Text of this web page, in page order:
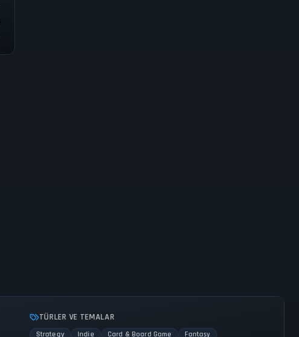
TÜRLER VE TEMALAR
Strategy Indie Card & Board Game Fantasy